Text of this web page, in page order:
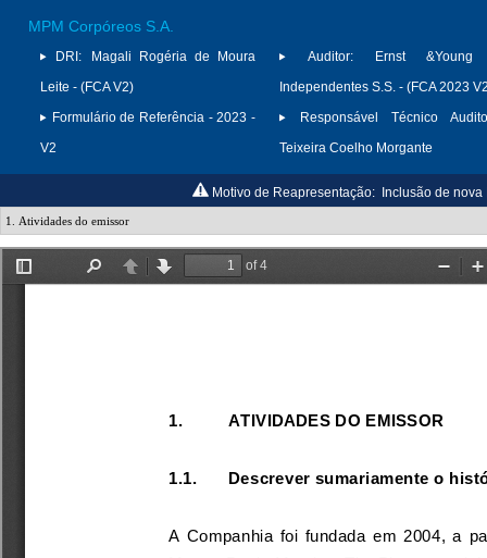
MPM Corpóreos S.A.
DRI:
Magali Rogéria de Moura
Leite - (FCA V2)
Formulário de Referência - 2023 -
V2
Auditor:
Ernst &Young
Independentes S.S. - (FCA 2023
Responsável Técnico
Teixeira Coelho Morgante
Motivo de Reapresentação: Inclusão de